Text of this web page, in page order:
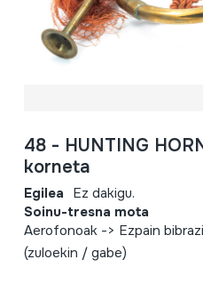
48 - HUNTING
korneta
Egilea Ez dakigu.
Soinu-tresna mota
Aerofonoak -> Ezpain
(zuloekin / gabe)